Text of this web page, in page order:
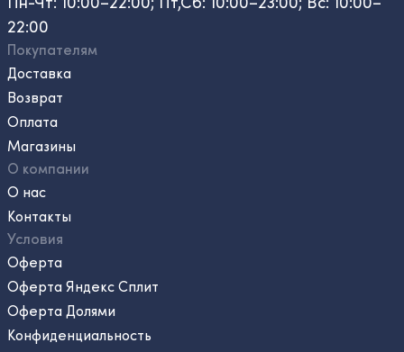
22:00
Покупателям
Доставка
Возврат
Оплата
Магазины
О компании
О нас
Контакты
Условия
Оферта
Оферта Яндекс Сплит
Оферта Долями
Конфиденциальность